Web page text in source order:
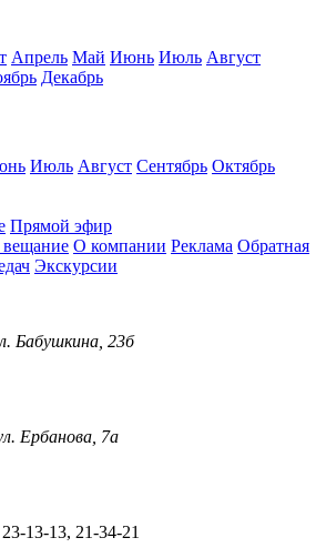
Апрель Май Июнь Июль Август
Декабрь
Июль Август Сентябрь Октябрь
Прямой эфир
О компании Реклама Обратная
Экскурсии
Бабушкина, 23б
Ербанова, 7а
13-13, 21-34-21